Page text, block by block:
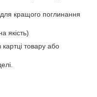
для кращого поглинання
якість)
картці товару або